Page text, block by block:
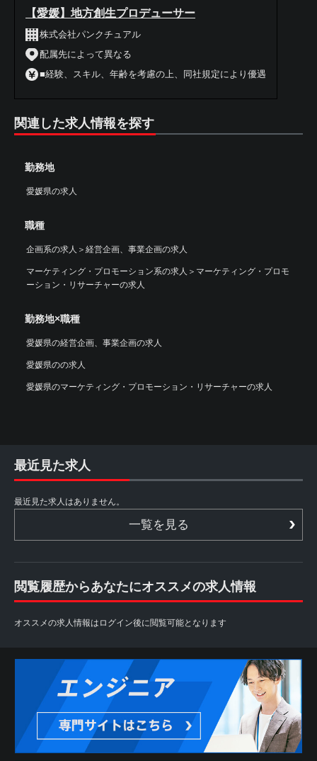
【愛媛】地方創生プロデューサー
株式会社パンクチュアル
配属先によって異なる
■経験、スキル、年齢を考慮の上、同社規定により優遇
関連した求人情報を探す
勤務地
愛媛県の求人
職種
企画系の求人 ＞ 経営企画、事業企画の求人
マーケティング・プロモーション系の求人 ＞ マーケティング・プロモ
ーション・リサーチャーの求人
勤務地×職種
愛媛県の経営企画、事業企画の求人
愛媛県のの求人
愛媛県のマーケティング・プロモーション・リサーチャーの求人
最近見た求人
最近見た求人はありません。
一覧を見る
閲覧履歴からあなたにオススメの求人情報
オススメの求人情報はログイン後に閲覧可能となります